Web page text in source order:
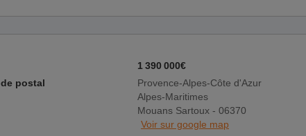
1 390 000€
postal
Provence-Alpes-Côte d'Azur
Alpes-Maritimes
Mouans Sartoux - 06370
Voir sur google map